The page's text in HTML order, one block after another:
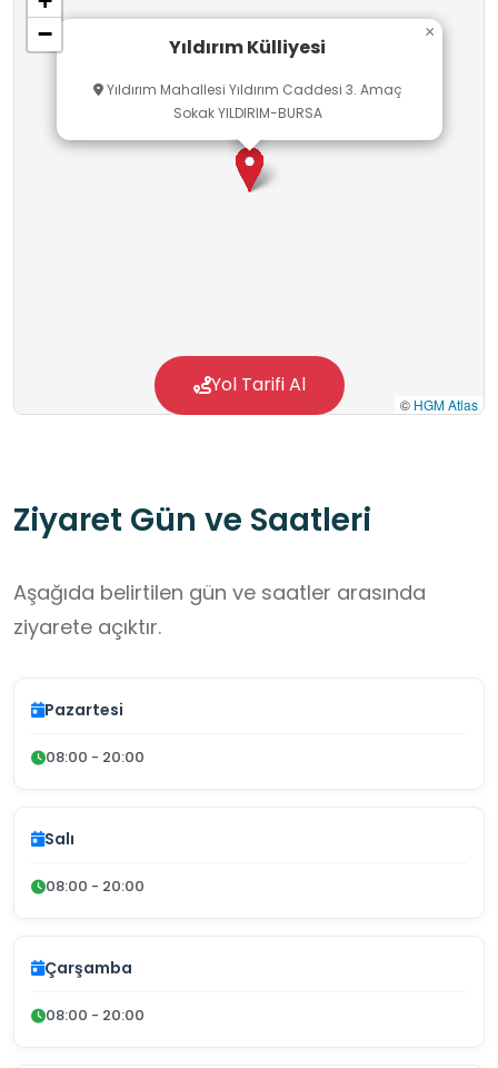
Yıldırım Külliyesi
Yıldırım Mahallesi Yıldırım Caddesi 3. Amaç
Sokak YILDIRIM-BURSA
×
−
© HGM Atlas
Yol Tarifi Al
Ziyaret Gün ve Saatleri
Aşağıda belirtilen gün ve saatler arasında
ziyarete açıktır.
Pazartesi
08:00 - 20:00
Salı
08:00 - 20:00
Çarşamba
08:00 - 20:00